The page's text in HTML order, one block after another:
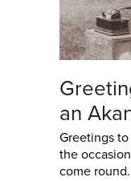
an
Greetings
the
come